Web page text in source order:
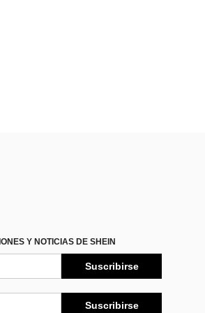
Y NOTICIAS DE SHEIN
Suscribirse
Suscribirse